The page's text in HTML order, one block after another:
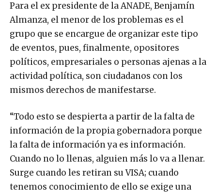
Para el ex presidente de la ANADE, Benjamín
Almanza, el menor de los problemas es el
grupo que se encargue de organizar este tipo
de eventos, pues, finalmente, opositores
políticos, empresariales o personas ajenas a la
actividad política, son ciudadanos con los
mismos derechos de manifestarse.
“Todo esto se despierta a partir de la falta de
información de la propia gobernadora porque
la falta de información ya es información.
Cuando no lo llenas, alguien más lo va a llenar.
Surge cuando les retiran su VISA; cuando
tenemos conocimiento de ello se exige una